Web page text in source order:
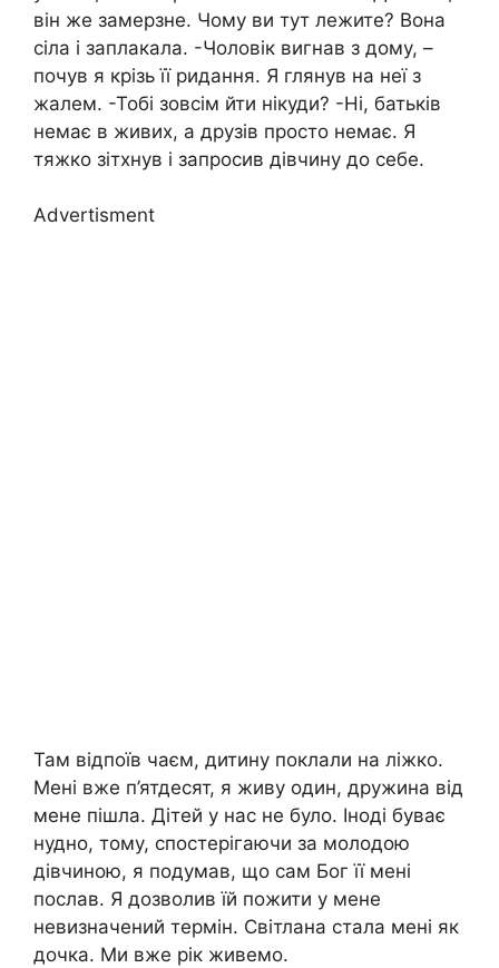
він же замерзне. Чому ви тут лежите? Вона
сіла і заплакала. -Чоловік вигнав з дому, –
почув я крізь її ридання. Я глянув на неї з
жалем. -Тобі зовсім йти нікуди? -Ні, батьків
немає в живих, а друзів просто немає. Я
тяжко зітхнув і запросив дівчину до себе.
Advertisment
Там відпоїв чаєм, дитину поклали на ліжко.
Мені вже п’ятдесят, я живу один, дружина від
мене пішла. Дітей у нас не було. Іноді буває
нудно, тому, спостерігаючи за молодою
дівчиною, я подумав, що сам Бог її мені
послав. Я дозволив їй пожити у мене
невизначений термін. Світлана стала мені як
дочка. Ми вже рік живемо.